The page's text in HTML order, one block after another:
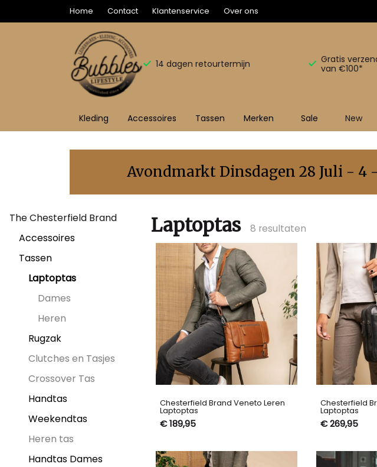
Home Contact Klantenservice Over ons
14 dagen retourtermijn
Gratis
van €100*
Kleding Accessoires Tassen Merken Sale New
Laptoptas
Bubbles
Sluis
Avondmarkt Dinsdagen 28 Juli - 4
The Chesterfield Brand
Accessoires
Tassen
Laptoptas
Dames
Heren
Rugzak
Clutches en Tasjes
Crossover Tas
Handtas
Weekendtas
Heren tas
Handtas Dames
Laptoptas 8 resultaten
Chesterfield Brand Veneto Leren
Laptoptas
€ 189,95
Chesterfield
Laptoptas
€ 269,95